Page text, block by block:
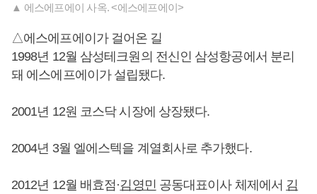
▲ 에스에프에이 사옥. <에스에프에이>
△에스에프에이가 걸어온 길
1998년 12월 삼성테크원의 전신인 삼성항공에서 분리
돼 에스에프에이가 설립됐다.
2001년 12원 코스닥 시장에 상장됐다.
2004년 3월 엘에스텍을 계열회사로 추가했다.
2012년 12월 배효점·김영민 공동대표이사 체제에서 김